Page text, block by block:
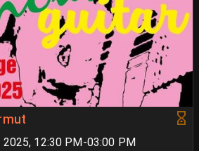
2025, 12:30 PM-03:00 PM